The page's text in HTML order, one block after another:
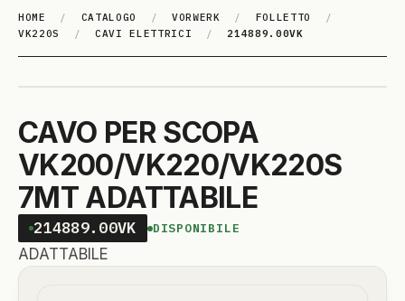
HOME / CATALOGO / VORWERK / FOLLETTO
/
VK220S
/ CAVI ELETTRICI / 214889.00VK
CAVO PER SCOPA
VK200/VK220/VK220S
7MT ADATTABILE
214889.00VK DISPONIBILE
ADATTABILE